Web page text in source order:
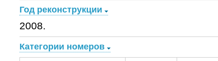
Год реконструкции
2008.
Категории номеров